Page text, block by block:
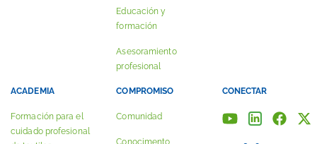
Educación y
formación
Asesoramiento
profesional
ACADEMIA
Formación para el
cuidado profesional
COMPROMISO
Comunidad
Conocimento
CONECTAR